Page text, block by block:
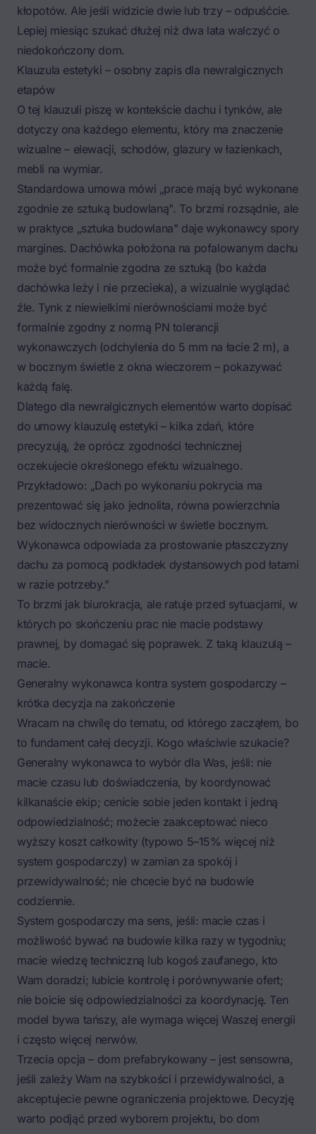
kłopotów. Ale jeśli widzicie dwie lub trzy – odpuśćcie.
Lepiej miesiąc szukać dłużej niż dwa lata walczyć o
niedokończony dom.
Klauzula estetyki – osobny zapis dla newralgicznych
etapów
O tej klauzuli piszę w kontekście dachu i tynków, ale
dotyczy ona każdego elementu, który ma znaczenie
wizualne – elewacji, schodów, glazury w łazienkach,
mebli na wymiar.
Standardowa umowa mówi „prace mają być wykonane
zgodnie ze sztuką budowlaną". To brzmi rozsądnie, ale
w praktyce „sztuka budowlana" daje wykonawcy spory
margines. Dachówka położona na pofalowanym dachu
może być formalnie zgodna ze sztuką (bo każda
dachówka leży i nie przecieka), a wizualnie wyglądać
źle. Tynk z niewielkimi nierównościami może być
formalnie zgodny z normą PN tolerancji
wykonawczych (odchylenia do 5 mm na łacie 2 m), a
w bocznym świetle z okna wieczorem – pokazywać
każdą falę.
Dlatego dla newralgicznych elementów warto dopisać
do umowy klauzulę estetyki – kilka zdań, które
precyzują, że oprócz zgodności technicznej
oczekujecie określonego efektu wizualnego.
Przykładowo: „Dach po wykonaniu pokrycia ma
prezentować się jako jednolita, równa powierzchnia
bez widocznych nierówności w świetle bocznym.
Wykonawca odpowiada za prostowanie płaszczyzny
dachu za pomocą podkładek dystansowych pod łatami
w razie potrzeby."
To brzmi jak biurokracja, ale ratuje przed sytuacjami, w
których po skończeniu prac nie macie podstawy
prawnej, by domagać się poprawek. Z taką klauzulą –
macie.
Generalny wykonawca kontra system gospodarczy –
krótka decyzja na zakończenie
Wracam na chwilę do tematu, od którego zacząłem, bo
to fundament całej decyzji. Kogo właściwie szukacie?
Generalny wykonawca to wybór dla Was, jeśli: nie
macie czasu lub doświadczenia, by koordynować
kilkanaście ekip; cenicie sobie jeden kontakt i jedną
odpowiedzialność; możecie zaakceptować nieco
wyższy koszt całkowity (typowo 5–15% więcej niż
system gospodarczy) w zamian za spokój i
przewidywalność; nie chcecie być na budowie
codziennie.
System gospodarczy ma sens, jeśli: macie czas i
możliwość bywać na budowie kilka razy w tygodniu;
macie wiedzę techniczną lub kogoś zaufanego, kto
Wam doradzi; lubicie kontrolę i porównywanie ofert;
nie boicie się odpowiedzialności za koordynację. Ten
model bywa tańszy, ale wymaga więcej Waszej energii
i często więcej nerwów.
Trzecia opcja – dom prefabrykowany – jest sensowna,
jeśli zależy Wam na szybkości i przewidywalności, a
akceptujecie pewne ograniczenia projektowe. Decyzję
warto podjąć przed wyborem projektu, bo dom